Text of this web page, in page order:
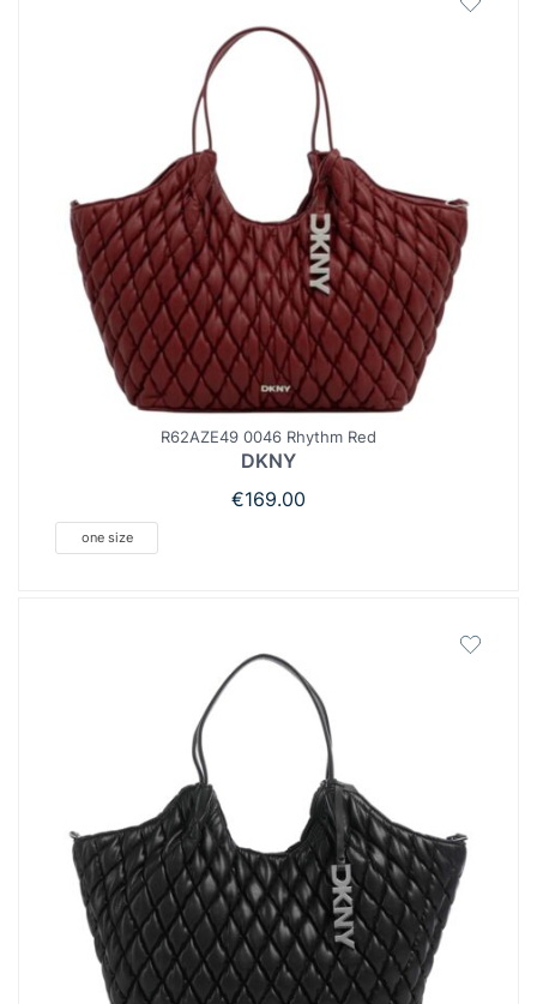
R62AZE49 0046 Rhythm Red
DKNY
€169.00
one size